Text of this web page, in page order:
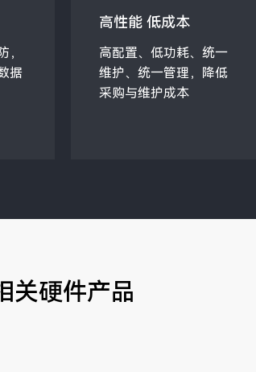
，
据
高性能 低成本
高配置、低功耗、统一
维护、统一管理，降低
采购与维护成本
关硬件产品